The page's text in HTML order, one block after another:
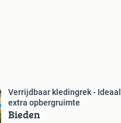
Verrijdbaar kledingrek -
extra opbergruimte
Bieden